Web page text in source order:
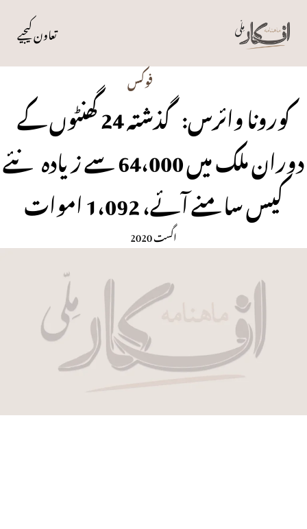
تعاون کیجیے
فوکس
کورونا وائرس: گذشتہ 24 گھنٹوں کے
دوران ملک میں 64،000 سے زیادہ نئے
کیس سامنے آئے، 1،092 اموات
اگست 2020